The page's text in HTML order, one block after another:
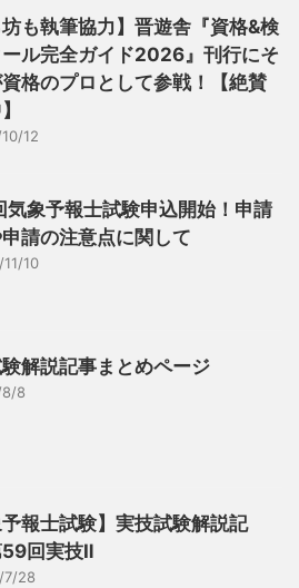
坊も執筆協力】晋遊舎『資格&検
ル完全ガイド2026』刊行にそ
資格のプロとして参戦！【絶賛
12
気象予報士試験申込開始！申請
請の注意点に関して
10
解説記事まとめページ
8
予報士試験】実技試験解説記
回実技Ⅱ
7/28